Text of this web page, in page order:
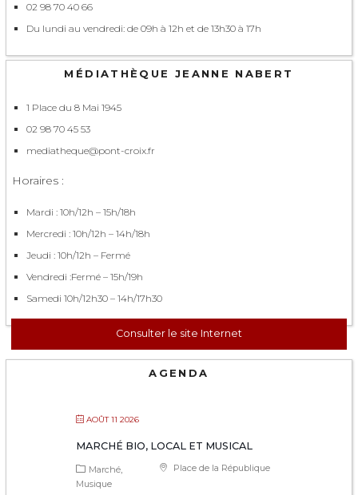
02 98 70 40 66
Du lundi au vendredi: de 09h à 12h et de 13h30 à 17h
MÉDIATHÈQUE JEANNE NABERT
1 Place du 8 Mai 1945
02 98 70 45 53
mediatheque@pont-croix.fr
Horaires :
Mardi : 10h/12h – 15h/18h
Mercredi : 10h/12h – 14h/18h
Jeudi : 10h/12h – Fermé
Vendredi :Fermé – 15h/19h
Samedi 10h/12h30 – 14h/17h30
Consulter le site Internet
AGENDA
AOÛT 11 2026
MARCHÉ BIO, LOCAL ET MUSICAL
Place de la République
Marché
Musique